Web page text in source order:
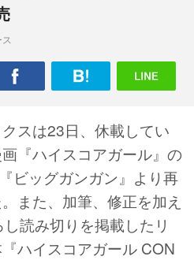
スは23日、休載してい
『ハイスコアガール』の
ビッグガンガン』より再
また、加筆、修正を加え
読み切りを掲載したリ
ハイスコアガール CON